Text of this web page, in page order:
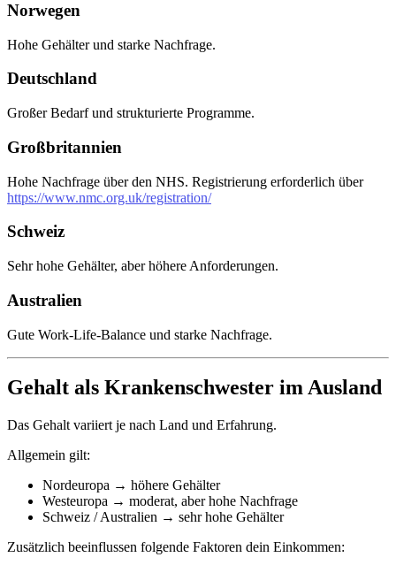
Norwegen
Hohe Gehälter und starke Nachfrage.
Deutschland
Großer Bedarf und strukturierte Programme.
Großbritannien
Hohe Nachfrage über den NHS. Registrierung erforderlich über
https://www.nmc.org.uk/registration/
Schweiz
Sehr hohe Gehälter, aber höhere Anforderungen.
Australien
Gute Work-Life-Balance und starke Nachfrage.
Gehalt als Krankenschwester im Ausland
Das Gehalt variiert je nach Land und Erfahrung.
Allgemein gilt:
Nordeuropa → höhere Gehälter
Westeuropa → moderat, aber hohe Nachfrage
Schweiz / Australien → sehr hohe Gehälter
Zusätzlich beeinflussen folgende Faktoren dein Einkommen: